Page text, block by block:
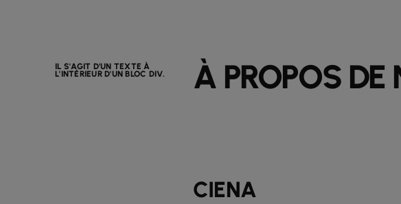
IL S'AGIT D'UN TEXTE À
L'INTÉRIEUR D'UN BLOC DIV. À PROPOS DE
CIENA